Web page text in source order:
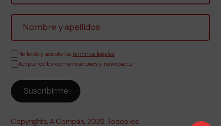
He leído y acepto lostérminos legales
Acepto recibir comunicaciones y novedades
Copyrights. A Compás, 2026. Todos los